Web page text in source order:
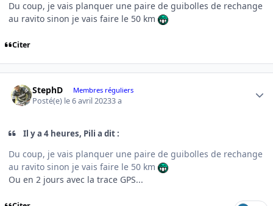
Du coup, je vais planquer une paire de guibolles de rechange
au ravito sinon je vais faire le 50 km
Citer
StephD Membres réguliers
Posté(e) le 6 avril 20233 a
Il y a 4 heures, Pili a dit :
Du coup, je vais planquer une paire de guibolles de rechange
au ravito sinon je vais faire le 50 km
Ou en 2 jours avec la trace GPS...